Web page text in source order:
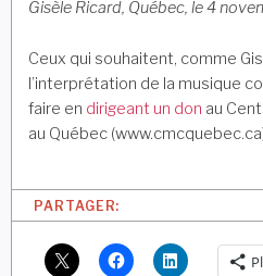
Gisèle Ricard, Québec, le 4
Ceux qui souhaitent, comme
l’interprétation de la musique
faire en dirigeant un don au
au Québec
PARTAGER: